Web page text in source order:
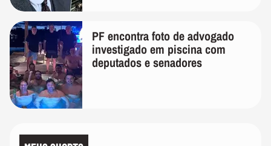
PF encontra foto de advogado
investigado em piscina com
deputados e senadores